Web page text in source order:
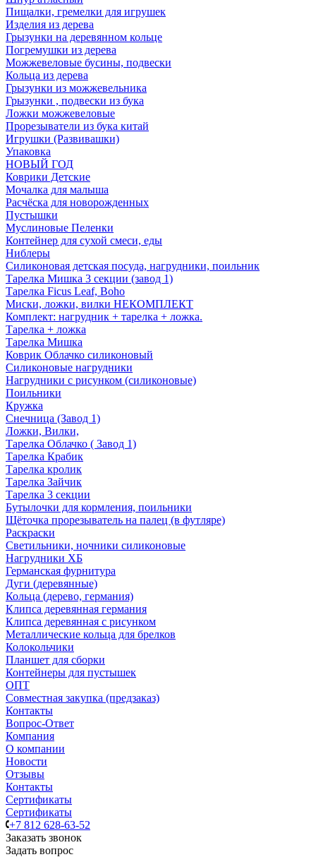
Пищалки, гремелки для игрушек
Изделия из дерева
Грызунки на деревянном кольце
Погремушки из дерева
Можжевеловые бусины, подвески
Кольца из дерева
Грызунки из можжевельника
Грызунки , подвески из бука
Ложки можжевеловые
Прорезыватели из бука китай
Игрушки (Развивашки)
Упаковка
НОВЫЙ ГОД
Коврики Детские
Мочалка для малыша
Расчёска для новорожденных
Пустышки
Муслиновые Пеленки
Контейнер для сухой смеси, еды
Ниблеры
Силиконовая детская посуда, нагрудники, поильник
Тарелка Мишка 3 секции (завод 1)
Тарелка Ficus Leaf, Boho
Миски, ложки, вилки НЕКОМПЛЕКТ
Комплект: нагрудник + тарелка + ложка.
Тарелка + ложка
Тарелка Мишка
Коврик Облачко силиконовый
Силиконовые нагрудники
Нагрудники с рисунком (силиконовые)
Поильники
Кружка
Снечница (Завод 1)
Ложки, Вилки,
Тарелка Облачко ( Завод 1)
Тарелка Крабик
Тарелка кролик
Тарелка Зайчик
Тарелка 3 секции
Бутылочки для кормления, поильники
Щёточка прорезыватель на палец (в футляре)
Раскраски
Светильники, ночники силиконовые
Нагрудники ХБ
Германская фурнитура
Дуги (деревянные)
Кольца (дерево, германия)
Клипса деревянная германия
Клипса деревянная с рисунком
Металлические кольца для брелков
Колокольчики
Планшет для сборки
Контейнеры для пустышек
ОПТ
Совместная закупка (предзаказ)
Контакты
Вопрос-Ответ
Компания
О компании
Новости
Отзывы
Контакты
Сертификаты
Сертификаты
+7 812 628-63-52
Заказать звонок
Задать вопрос